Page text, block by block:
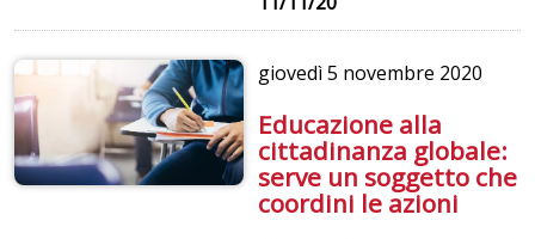
giovedì5 novembre 2020
Educazione alla
cittadinanza globale:
serve un soggetto che
coordini le azioni